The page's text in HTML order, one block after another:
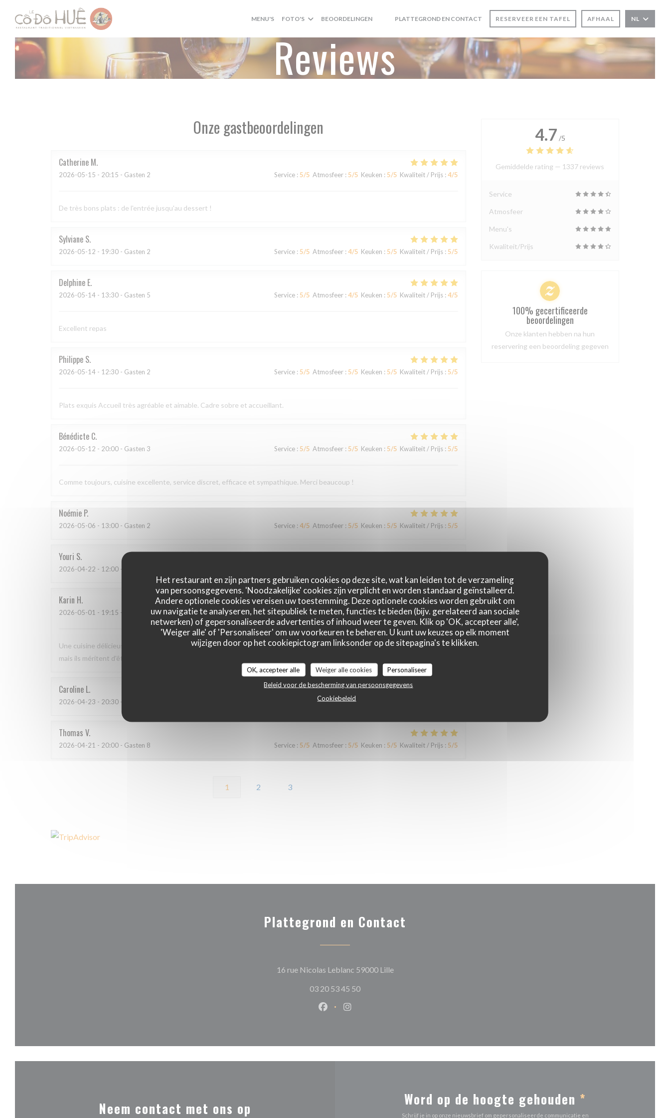
Het restaurant en zijn partners gebruiken cookies op deze site, wat kan leiden tot de verzameling
van persoonsgegevens. 'Noodzakelijke' cookies zijn verplicht en worden standaard geïnstalleerd.
Andere optionele cookies vereisen uw toestemming. Deze optionele cookies worden gebruikt om
uw navigatie te analyseren, het sitepubliek te meten, functies te bieden (bijv. gerelateerd aan sociale
netwerken) of gepersonaliseerde advertenties of inhoud weer te geven. Klik op 'OK, accepteer alle',
'Weiger alle' of 'Personaliseer' om uw voorkeuren te beheren. U kunt uw keuzes op elk moment
wijzigen door op het cookiepictogram linksonder op de sitepagina's te klikken.
OK, accepteer alle Weiger alle cookies
Personaliseer
Beleid voor de bescherming van persoonsgegevens
Cookiebeleid
MENU'S FOTO'S BEOORDELINGEN
((OPENT IN EEN NIEUW VENSTER))
((OPENT IN EEN NIEUW VENSTER))
PLATTEGROND EN CONTACT RESERVEER EEN TAFEL AFHAAL NL
Reviews
Onze gastbeoordelingen
Catherine M
2026-05-15 - 20:15 - Gasten 2 Service: 5/5 Atmosfeer: 5/5 Keuken : 5/5 Kwaliteit / Prijs: 4/5
De très bons plats : de l'entrée jusqu'au dessert !
Sylviane S
2026-05-12 - 19:30 - Gasten 2 Service: 5/5 Atmosfeer: 4/5 Keuken : 5/5 Kwaliteit / Prijs: 5/5
Delphine E
2026-05-14 - 13:30 - Gasten 5 Service: 5/5 Atmosfeer: 4/5 Keuken : 5/5 Kwaliteit / Prijs: 4/5
Excellent repas
Philippe S
2026-05-14 - 12:30 - Gasten 2 Service: 5/5 Atmosfeer: 5/5 Keuken : 5/5 Kwaliteit / Prijs: 5/5
Plats exquis Accueil très agréable et aimable. Cadre sobre et accueillant.
Bénédicte C
2026-05-12 - 20:00 - Gasten 3 Service: 5/5 Atmosfeer: 5/5 Keuken : 5/5 Kwaliteit / Prijs: 5/5
Comme toujours, cuisine excellente, service discret, efficace et sympathique. Merci beaucoup !
Noémie P
2026-05-06 - 13:00 - Gasten 2 Service: 4/5 Atmosfeer: 5/5 Keuken : 5/5 Kwaliteit / Prijs: 5/5
Youri S
2026-04-22 - 12:00 - Gasten 2
Karin H
2026-05-01 - 19:15 - Gasten 3 Service :5/5 Atmosfeer:4/5 Keuken: 5/5 Kwaliteit / Prijs:4 /5
Une cuisine délicieuse et pleine de saveurs, avec un accueil et un service irréprochables. Moins de monde que chez les voisins,
mais ils méritent d'être plus connus car nous nous sommes régalés !
Caroline L
2026-04-23 - 20:30 - Gasten 4 Atmosfeer:5/5
Thomas V
2026-04-21 - 20:00 - Gasten 8 Service: 5/5 Atmosfeer: 5/5 Keuken : 5/5 Kwaliteit / Prijs: 5/5
1 2 3
4.7 /5
Gemiddelde rating — 1337 reviews
Service
Atmosfeer
Menu's
Kwaliteit/Prijs
100% gecertificeerde
beoordelingen
Onze klanten hebben na hun
reservering een beoordeling gegeven
Plattegrond en Contact
16 rue Nicolas Leblanc 59000 Lille((opent in een nieuw venster))
03 20 53 45 50
Facebook ((opent in een nieuw venster))
Instagram ((opent in een nieuw venster))
Neem contact met ons op
Word op de hoogte gehouden *
Schrijf je in op onze nieuwsbrief om gepersonaliseerde communicatie en